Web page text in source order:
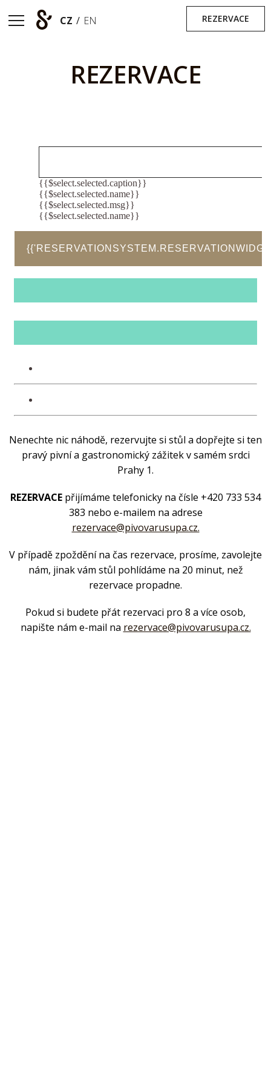
CZ / EN REZERVACE
REZERVACE
Nenechte nic náhodě, rezervujte si stůl a dopřejte si ten
pravý pivní a gastronomický zážitek v samém srdci
Prahy 1.
REZERVACE přijímáme telefonicky na čísle +420 733 534
383 nebo e-mailem na adrese
rezervace@pivovarusupa.cz.
V případě zpoždění na čas rezervace, prosíme, zavolejte
nám, jinak vám stůl pohlídáme na 20 minut, než
rezervace propadne.
Pokud si budete přát rezervaci pro 8 a více osob,
napište nám e-mail na rezervace@pivovarusupa.cz.